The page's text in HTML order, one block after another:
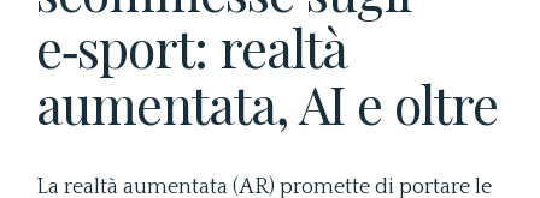
e‑sport: realtà
aumentata, AI e oltre
La realtà aumentata (AR) promette di portare le